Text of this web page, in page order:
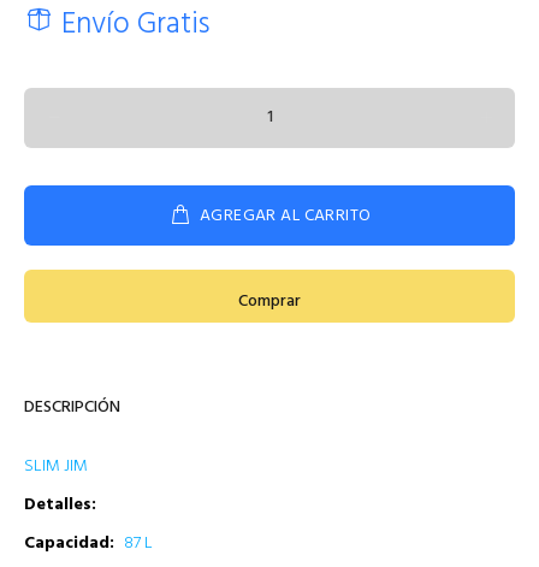
Envío Gratis
AGREGAR AL CARRITO
Comprar
DESCRIPCIÓN
SLIM JIM
Detalles:
Capacidad: 87 L